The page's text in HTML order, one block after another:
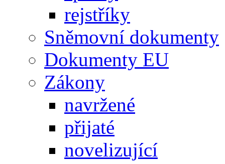
rejstříky
Sněmovní dokumenty
Dokumenty EU
Zákony
navržené
přijaté
novelizující